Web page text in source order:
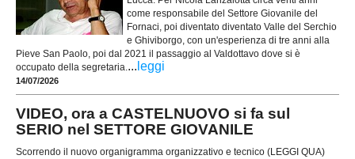
come responsabile del Settore Giovanile del
Fornaci, poi diventato diventato Valle del Serchio
e Ghiviborgo, con un'esperienza di tre anni alla
Pieve San Paolo, poi dal 2021 il passaggio al Valdottavo dove si è
occupato della segretaria.... leggi
14/07/2026
VIDEO, ora a CASTELNUOVO si fa sul
SERIO nel SETTORE GIOVANILE
Scorrendo il nuovo organigramma organizzativo e tecnico (LEGGI QUA)